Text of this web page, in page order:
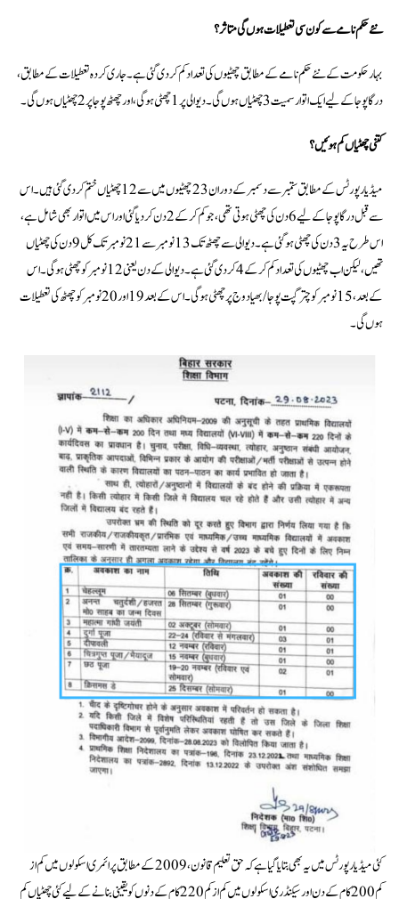
نئے حکم نامے سے کون سی تعطیلات ہوں گی متاثر؟
بہار حکومت کے نئے حکم نامے کے مطابق چھٹیوں کی تعداد کم کر دی گئی ہے۔ جاری کردہ تعطیلات کے مطابق،
درگا پوجا کے لیے ایک اتوار سمیت 3 چھٹیاں ہوں گی۔ دیوالی پر 1 چھٹی ہوگی، اور چھٹھ پوجا پر 2 چھٹیاں ہوں گی۔
کتنی چھٹیاں کم ہوئیں؟
میڈیا رپورٹس کے مطابق ستمبر سے دسمبر کے دوران 23 چھٹیوں میں سے 12 چھٹیاں ختم کر دی گئی ہیں۔ اس
سے قبل درگا پوجا کے لیے 6 دن کی چھٹی ہوتی تھی، جو کم کر کے 2 دن کر دیا گئی اور اس میں اتوار بھی شامل ہے،
اس طرح یہ 3 دن کی چھٹی ہو گئی ہے۔ دیوالی سے چھٹھ تک 13 نومبر سے 21 نومبر تک کل 9 دن کی چھٹیاں
تھیں، لیکن اب چھٹیوں کی تعداد کم کرکے 4 کر دی گئی ہے۔ دیوالی کے دن یعنی 12 نومبر کو چھٹی ہوگی۔ اس
کے بعد، 15 نومبر کو چترگپت پوجا/بھیا دوج پر چھٹی ہوگی۔ اس کے بعد 19 اور 20 نومبر کو چھٹھ کی تعطیلات
ہوں گی۔
کئی میڈیا رپورٹس میں یہ بھی بتایا گیا ہے کہ حق تعلیم قانون، 2009 کے مطابق پرائمری اسکولوں میں کم از
کم 200 کام کے دن اور سیکنڈری اسکولوں میں کم از کم 220 کام کے دنوں کو یقینی بنانے کے لیے کئی چھٹیاں کم